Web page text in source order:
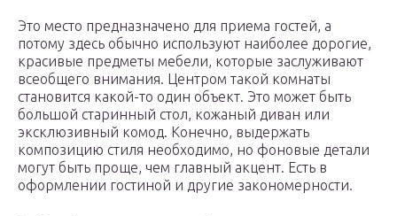
Это место предназначено для приема гостей, а
потому здесь обычно используют наиболее дорогие,
красивые предметы мебели, которые заслуживают
всеобщего внимания. Центром такой комнаты
становится какой-то один объект. Это может быть
большой старинный стол, кожаный диван или
эксклюзивный комод. Конечно, выдержать
композицию стиля необходимо, но фоновые детали
могут быть проще, чем главный акцент. Есть в
оформлении гостиной и другие закономерности.